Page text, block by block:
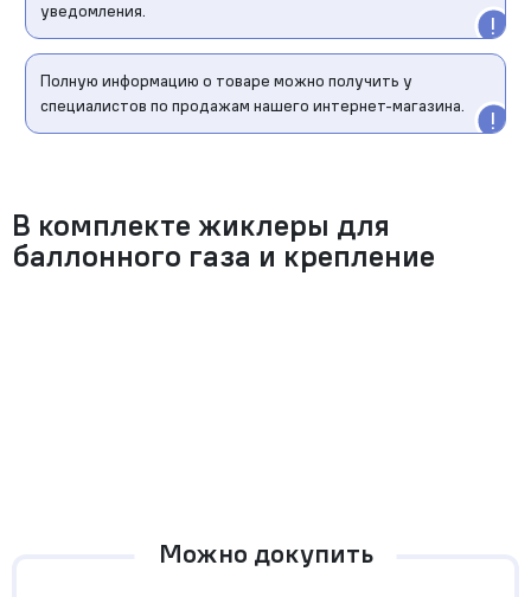
уведомления.
Полную информацию о товаре можно получить у
специалистов по продажам нашего интернет-магазина.
В комплекте жиклеры для
баллонного газа и крепление
Можно докупить